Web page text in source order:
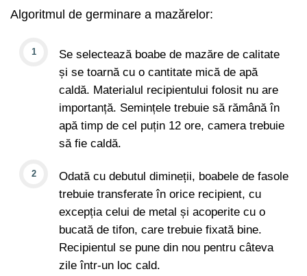
Algoritmul de germinare a mazărelor:
Se selectează boabe de mazăre de calitate
și se toarnă cu o cantitate mică de apă
caldă. Materialul recipientului folosit nu are
importanță. Semințele trebuie să rămână în
apă timp de cel puțin 12 ore, camera trebuie
să fie caldă.
Odată cu debutul dimineții, boabele de fasole
trebuie transferate în orice recipient, cu
excepția celui de metal și acoperite cu o
bucată de tifon, care trebuie fixată bine.
Recipientul se pune din nou pentru câteva
zile într-un loc cald.